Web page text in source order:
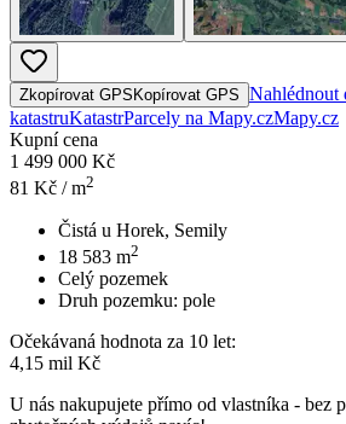
Zkopírovat GPS Kopírovat GPS Nahlédnout
katastruKatastrParcely na Mapy.czMapy.cz
Kupní cena
1 499 000 Kč
81 Kč / m2
Čistá u Horek, Semily
18 583 m2
Celý pozemek
Druh pozemku: pole
Očekávaná hodnota za 10 let:
4,15 mil Kč
U nás nakupujete přímo od vlastníka - bez